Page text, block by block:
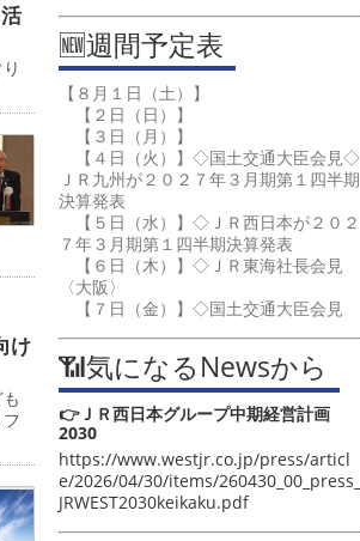
け
🆕週間予定表
【８月１日（土）】
【２日（日）】
【３日（月）】
【４日（火）】◇国土交通大臣会見◇
ＪＲ九州が２０２７年３月期第１四半期
決算発表
【５日（水）】◇ＪＲ西日本が２０２
７年３月期第１四半期決算発表
【６日（木）】◇ＪＲ東海社長会見
〈大阪〉
【７日（金）】◇国土交通大臣会見
📶気になるNewsから
👉ＪＲ西日本グループ中期経営計画
2030
https://www.westjr.co.jp/press/articl
e/2026/04/30/items/260430_00_press_
JRWEST2030keikaku.pdf